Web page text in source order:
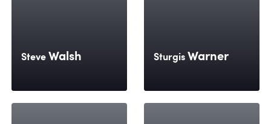
Steve Walsh Sturgis Warner